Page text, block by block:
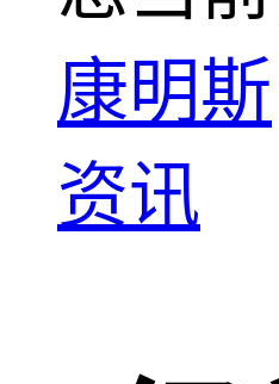
康明斯
资讯